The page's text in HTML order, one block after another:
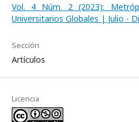
Vol. 4 Núm. 2 (2023):
Universitarios Globales | Julio -
Sección
Artículos
Licencia